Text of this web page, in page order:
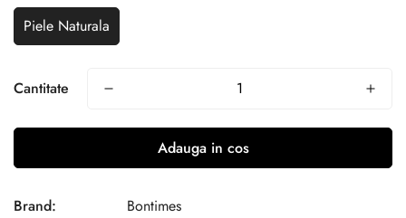
Piele Naturala
Cantitate
Adauga in cos
Brand:
Bontimes